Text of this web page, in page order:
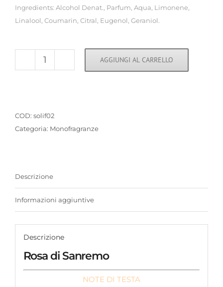
Ingredients: Alcohol Denat., Parfum, Aqua, Limonene,
Linalool, Coumarin, Citral, Eugenol, Geraniol.
quantità
AGGIUNGI AL CARRELLO
COD: solif02
Categoria: Monofragranze
Descrizione
Informazioni aggiuntive
Descrizione
Rosa di Sanremo
NOTE DI TESTA